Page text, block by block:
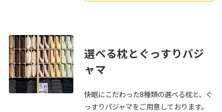
選べる枕とぐっすりパジ
ャマ
快眠にこだわった8種類の選べる枕と、ぐ
っすりパジャマをご用意しております。